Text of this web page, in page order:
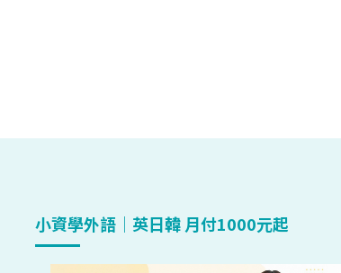
小資學外語｜英日韓 月付1000元起